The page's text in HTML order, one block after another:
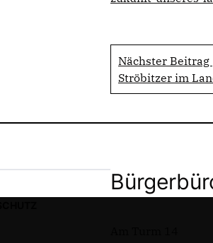
Nächster Beitrag
Ströbitzer im